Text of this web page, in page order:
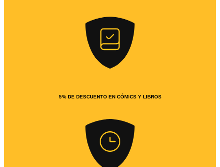
5% DE DESCUENTO EN CÓMICS Y LIBROS